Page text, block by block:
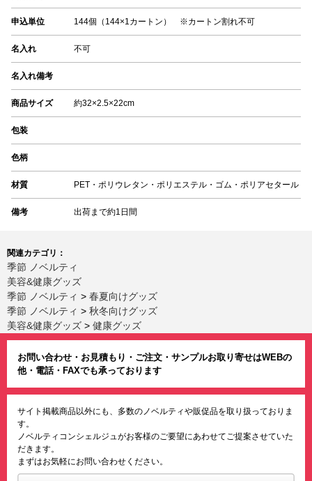
申込単位 144個（144×1カートン） ※カートン割れ不可
名入れ 不可
名入れ備考
商品サイズ 約32×2.5×22cm
包装
色柄
材質 PET・ポリウレタン・ポリエステル・ゴム・ポリアセタール
備考 出荷まで約1日間
関連カテゴリ：
季節 ノベルティ
美容&健康グッズ
季節 ノベルティ > 春夏向けグッズ
季節 ノベルティ > 秋冬向けグッズ
美容&健康グッズ > 健康グッズ
お問い合わせ・お見積もり・ご注文・サンプルお取り寄せはWEBの
他・電話・FAXでも承っております
サイト掲載商品以外にも、多数のノベルティや販促品を取り扱っておりま
す。
ノベルティコンシェルジュがお客様のご要望にあわせてご提案させていた
だきます。
まずはお気軽にお問い合わせください。